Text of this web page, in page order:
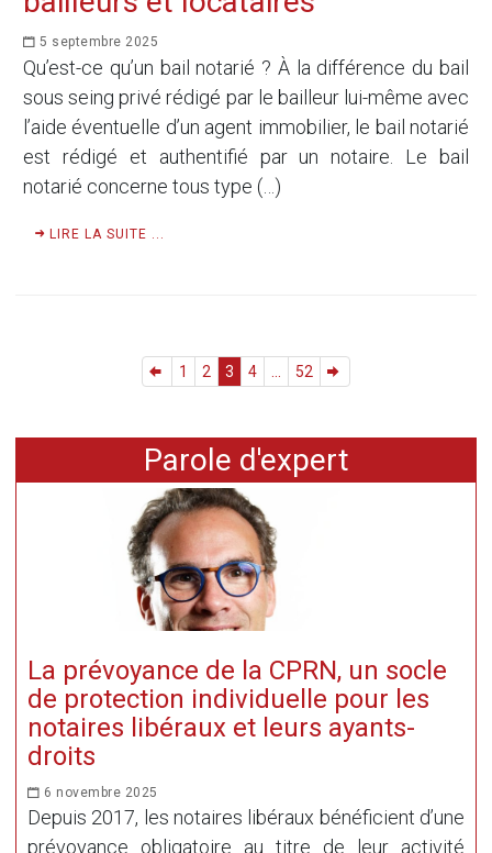
5 septembre 2025
Qu’est-ce qu’un bail notarié ? À la différence du bail
sous seing privé rédigé par le bailleur lui-même avec
l’aide éventuelle d’un agent immobilier, le bail notarié
est rédigé et authentifié par un notaire. Le bail
notarié concerne tous type (…)
LIRE LA SUITE ...
1 2 3 4 52
Parole d'expert
La prévoyance de la CPRN, un socle
de protection individuelle pour les
notaires libéraux et leurs ayants-
droits
6 novembre 2025
Depuis 2017, les notaires libéraux bénéficient d’une
prévoyance obligatoire au titre de leur activité